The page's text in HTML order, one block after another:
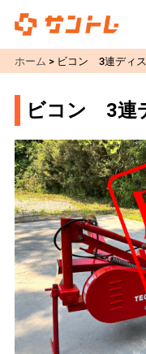
ホーム > ビコン 3連ディ
ビコン 3連